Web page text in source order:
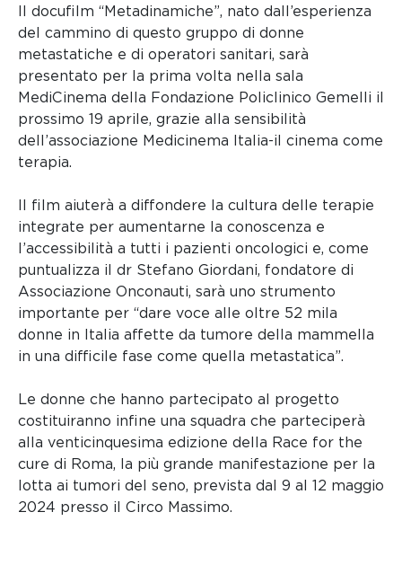
Il docufilm “Metadinamiche”, nato dall’esperienza
del cammino di questo gruppo di donne
metastatiche e di operatori sanitari, sarà
presentato per la prima volta nella sala
MediCinema della Fondazione Policlinico Gemelli il
prossimo 19 aprile, grazie alla sensibilità
dell’associazione Medicinema Italia-il cinema come
terapia.
Il film aiuterà a diffondere la cultura delle terapie
integrate per aumentarne la conoscenza e
l’accessibilità a tutti i pazienti oncologici e, come
puntualizza il dr Stefano Giordani, fondatore di
Associazione Onconauti, sarà uno strumento
importante per “dare voce alle oltre 52 mila
donne in Italia affette da tumore della mammella
in una difficile fase come quella metastatica”.
Le donne che hanno partecipato al progetto
costituiranno infine una squadra che parteciperà
alla venticinquesima edizione della Race for the
cure di Roma, la più grande manifestazione per la
lotta ai tumori del seno, prevista dal 9 al 12 maggio
2024 presso il Circo Massimo.